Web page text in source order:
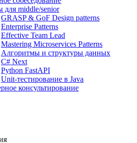
для middle/senior
GRASP & GoF Design patterns
Enterprise Patterns
Effective Team Lead
Mastering Microservices Patterns
Алгоритмы и структуры данных
C# Next
Python FastAPI
Unit-тестирование в Java
консультирование